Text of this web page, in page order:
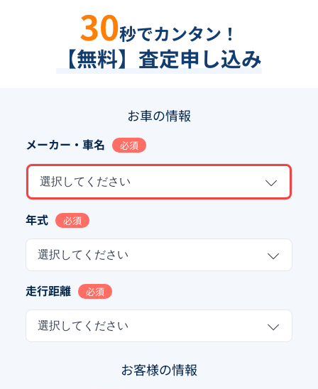
30秒でカンタン！
【無料】査定申し込み
お車の情報
メーカー・車名 必須
選択してください
年式 必須
選択してください
走行距離 必須
選択してください
お客様の情報